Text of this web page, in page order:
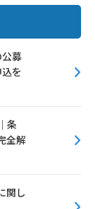
募
を
条
全解
関し